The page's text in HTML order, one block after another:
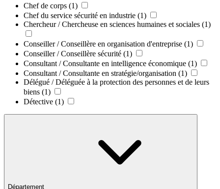
Chef de corps (1)
Chef du service sécurité en industrie (1)
Chercheur / Chercheuse en sciences humaines et sociales (1)
Conseiller / Conseillère en organisation d'entreprise (1)
Conseiller / Conseillère sécurité (1)
Consultant / Consultante en intelligence économique (1)
Consultant / Consultante en stratégie/organisation (1)
Délégué / Déléguée à la protection des personnes et de leurs
biens (1)
Détective (1)
Département